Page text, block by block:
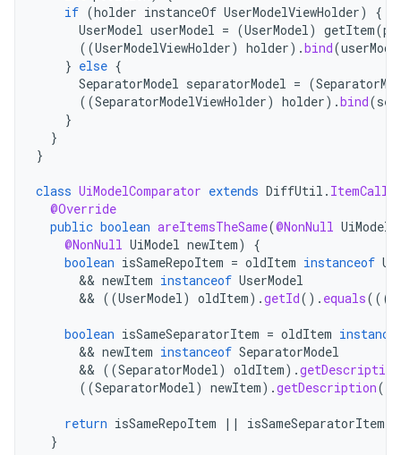
if (holder instanceOf UserModelViewHolder)
{
UserModel userModel = (UserModel) getItem(
((UserModelViewHolder) holder).bind(
} else {
SeparatorModel separatorModel = (
((SeparatorModelViewHolder) holder).bind(
}
}
}
class UiModelComparator extends DiffUtil .
@Override
public boolean areItemsTheSame(@NonNull UiModel
@NonNull UiModel newItem)
{
boolean isSameRepoItem = oldItem instanceof
&& newItem instanceof UserModel
&& ((UserModel) oldItem).getId(). equals(((
boolean isSameSeparatorItem = oldItem
&& newItem instanceof SeparatorModel
&& ((SeparatorModel) oldItem).getDescription
((SeparatorModel) newItem).getDescription
return isSameRepoItem || isSameSeparatorItem
}